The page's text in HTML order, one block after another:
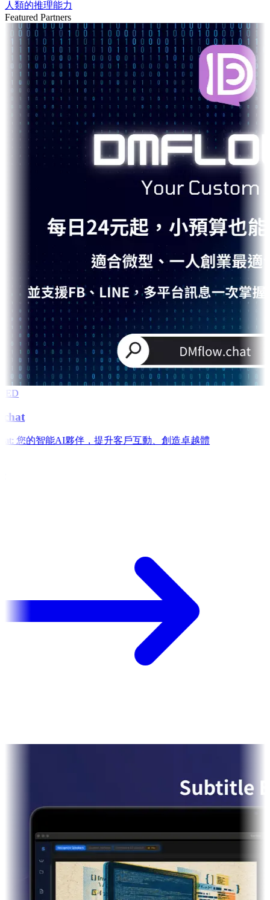
人類的推理能力
Featured Partners
您的智能AI夥伴，提升客戶互動、創造卓越體